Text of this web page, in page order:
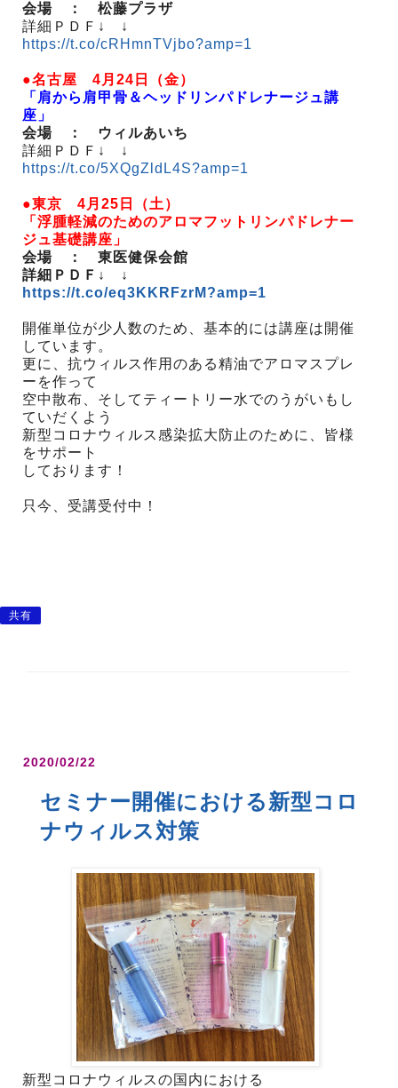
会場 ： 松藤プラザ
詳細ＰＤＦ↓ ↓
https://t.co/cRHmnTVjbo?amp=1
●名古屋 4月24日（金）
「肩から肩甲骨＆ヘッドリンパドレナージュ講
座」
会場 ： ウィルあいち
詳細ＰＤＦ↓ ↓
https://t.co/5XQgZldL4S?amp=1
●東京 4月25日（土）
「浮腫軽減のためのアロマフットリンパドレナー
ジュ基礎講座」
会場 ： 東医健保会館
詳細ＰＤＦ↓ ↓
https://t.co/eq3KKRFzrM?amp=1
開催単位が少人数のため、基本的には講座は開催
しています。
更に、抗ウィルス作用のある精油でアロマスプレ
ーを作って
空中散布、そしてティートリー水でのうがいもし
ていだくよう
新型コロナウィルス感染拡大防止のために、皆様
をサポート
しております！
只今、受講受付中！
共有
2020/02/22
セミナー開催における新型コロ
ナウィルス対策
新型コロナウィルスの国内における